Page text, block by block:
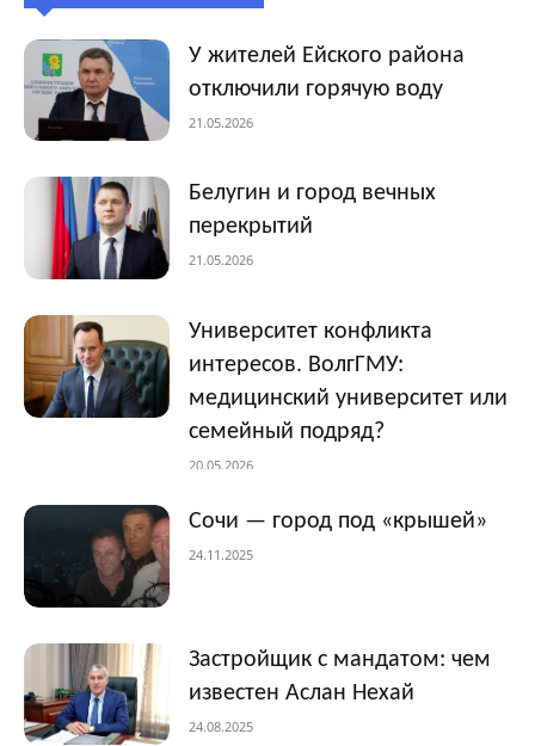
У жителей Ейского района
отключили горячую воду
21.05.2026
Белугин и город вечных
перекрытий
21.05.2026
Университет конфликта
интересов. ВолгГМУ:
медицинский университет или
семейный подряд?
20.05.2026
Сочи — город под «крышей»
24.11.2025
Застройщик с мандатом: чем
известен Аслан Нехай
24.08.2025